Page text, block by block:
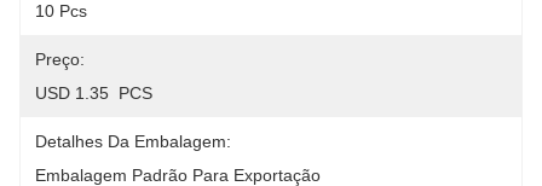
10 Pcs
Preço:
USD 1.35  PCS
Detalhes Da Embalagem:
Embalagem Padrão Para Exportação